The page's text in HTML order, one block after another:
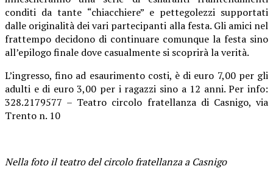
conditi da tante “chiacchiere” e pettegolezzi supportati
dalle originalità dei vari partecipanti alla festa. Gli amici nel
frattempo decidono di continuare comunque la festa sino
all’epilogo finale dove casualmente si scoprirà la verità.
L’ingresso, fino ad esaurimento costi, è di euro 7,00 per gli
adulti e di euro 3,00 per i ragazzi sino a 12 anni. Per info:
328.2179577 – Teatro circolo fratellanza di Casnigo, via
Trento n. 10
Nella foto il teatro del circolo fratellanza a Casnigo